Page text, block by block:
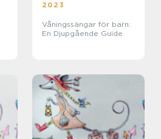
2023
Våningssängar för barn:
En Djupgående Guide